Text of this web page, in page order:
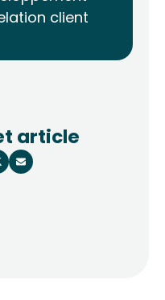
client
article